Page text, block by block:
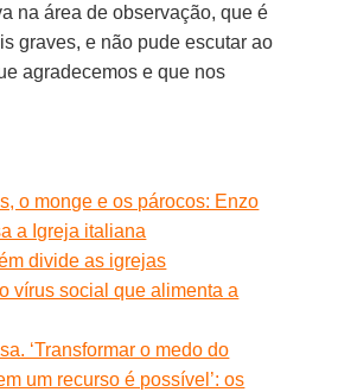
na área de observação, que é
graves, e não pude escutar ao
agradecemos e que nos
o monge e os párocos: Enzo
a Igreja italiana
divide as igrejas
vírus social que alimenta a
‘Transformar o medo do
um recurso é possível’: os